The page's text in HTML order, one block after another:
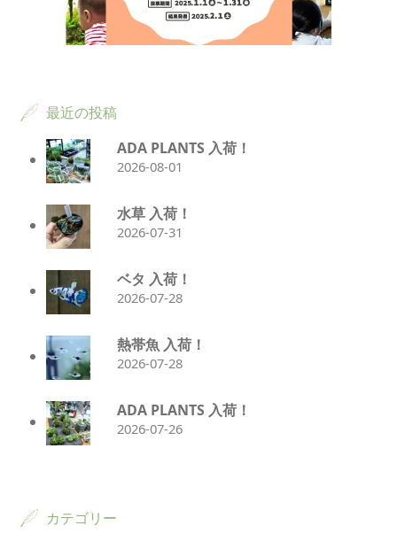
最近の投稿
ADA PLANTS 入荷！
2026-08-01
水草 入荷！
2026-07-31
ベタ 入荷！
2026-07-28
熱帯魚 入荷！
2026-07-28
ADA PLANTS 入荷！
2026-07-26
カテゴリー